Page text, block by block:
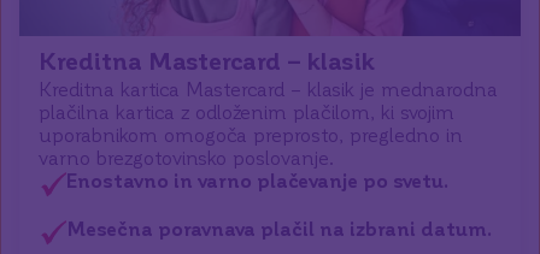
Kreditna Mastercard – klasik
Kreditna kartica Mastercard – klasik je mednarodna
plačilna kartica z odloženim plačilom, ki svojim
uporabnikom omogoča preprosto, pregledno in
varno brezgotovinsko poslovanje.
Enostavno in varno plačevanje po svetu.
Mesečna poravnava plačil na izbrani datum.